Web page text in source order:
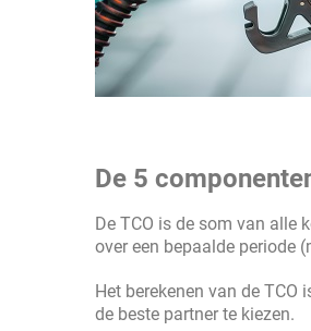
De 5
De TCO is de som van alle
over een bepaalde periode
Het berekenen van de
de beste partner te kiezen.